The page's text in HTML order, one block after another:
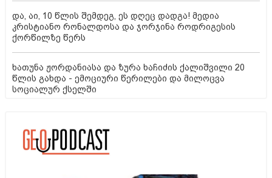
და, აი, 10 წლის შემდეგ, ეს დღეც დადგა! მედია
კრისტიანო რონალდოსა და ჯორჯინა როდრიგესის
ქორწილზე წერს
ხათუნა ჟორდანიასა და ზურა ხაჩიძის ქალიშვილი 20
წლის გახდა - ემოციური წერილები და მილოცვა
სოციალურ ქსელში